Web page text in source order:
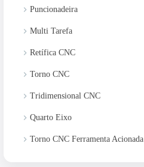
keyboard_arrow_right Puncionadeira
keyboard_arrow_right Multi Tarefa
keyboard_arrow_right Retífica CNC
keyboard_arrow_right Torno CNC
keyboard_arrow_right Tridimensional CNC
keyboard_arrow_right Quarto Eixo
keyboard_arrow_right Torno CNC Ferramenta Acionada